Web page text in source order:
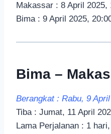
Makassar : 8 April 2025,
Bima : 9 April 2025,
Bima –
Berangkat : Rabu, 9
Tiba : Jumat, 11 April
Lama Perjalanan : 1